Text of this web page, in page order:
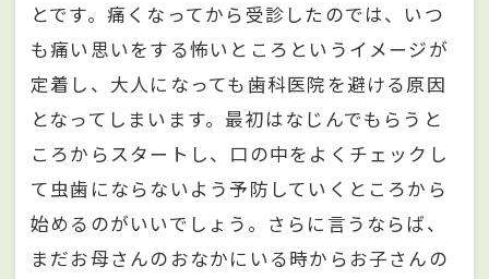
とです。痛くなってから受診したのでは、いつ
も痛い思いをする怖いところというイメージが
定着し、大人になっても歯科医院を避ける原因
となってしまいます。最初はなじんでもらうと
ころからスタートし、口の中をよくチェックし
て虫歯にならないよう予防していくところから
始めるのがいいでしょう。さらに言うならば、
まだお母さんのおなかにいる時からお子さんの